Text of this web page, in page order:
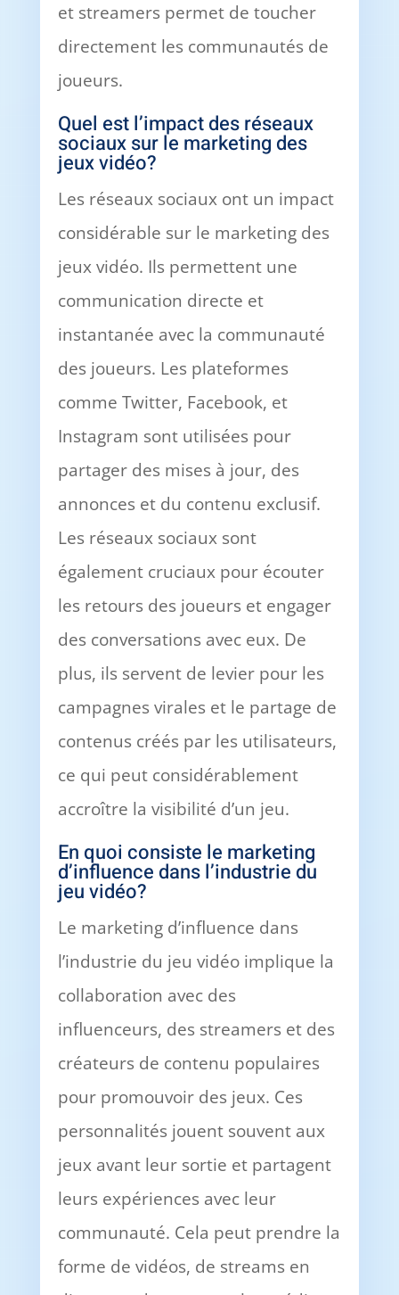
et streamers permet de toucher
directement les communautés de
joueurs.
Quel est l’impact des réseaux
sociaux sur le marketing des
jeux vidéo?
Les réseaux sociaux ont un impact
considérable sur le marketing des
jeux vidéo. Ils permettent une
communication directe et
instantanée avec la communauté
des joueurs. Les plateformes
comme Twitter, Facebook, et
Instagram sont utilisées pour
partager des mises à jour, des
annonces et du contenu exclusif.
Les réseaux sociaux sont
également cruciaux pour écouter
les retours des joueurs et engager
des conversations avec eux. De
plus, ils servent de levier pour les
campagnes virales et le partage de
contenus créés par les utilisateurs,
ce qui peut considérablement
accroître la visibilité d’un jeu.
En quoi consiste le marketing
d’influence dans l’industrie du
jeu vidéo?
Le marketing d’influence dans
l’industrie du jeu vidéo implique la
collaboration avec des
influenceurs, des streamers et des
créateurs de contenu populaires
pour promouvoir des jeux. Ces
personnalités jouent souvent aux
jeux avant leur sortie et partagent
leurs expériences avec leur
communauté. Cela peut prendre la
forme de vidéos, de streams en